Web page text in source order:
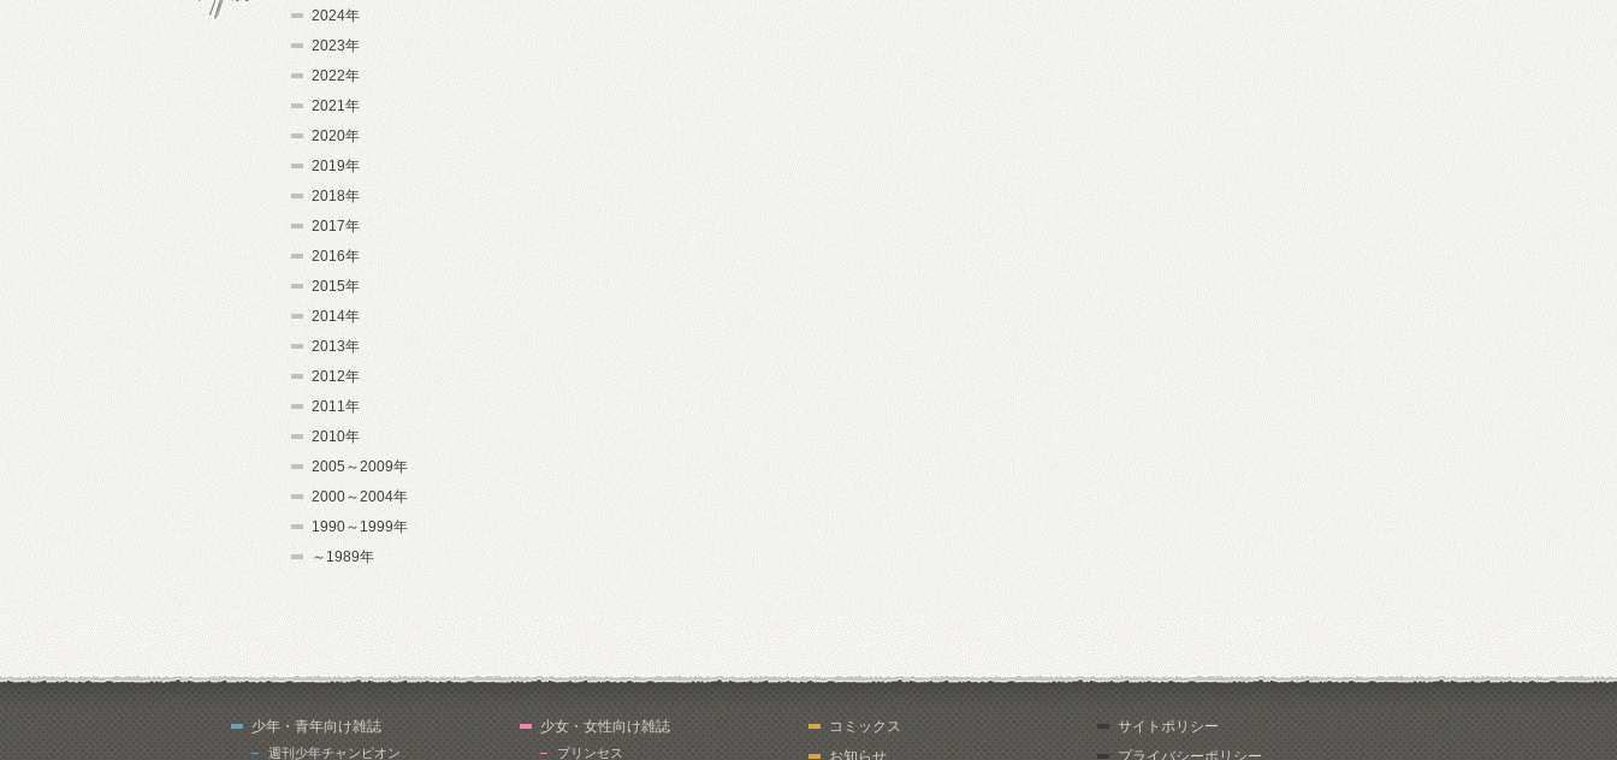
2024年
2023年
2022年
2021年
2020年
2019年
2018年
2017年
2016年
2015年
2014年
2013年
2012年
2011年
2010年
2005～2009年
2000～2004年
1990～1999年
～1989年
少年・青年向け雑誌
週刊少年チャンピオン
少女・女性向け雑誌
プリンセス
コミックス
お知らせ
サイトポリシー
プライバシーポリシー